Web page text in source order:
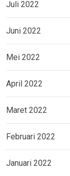
Juli 2022
Juni 2022
Mei 2022
April 2022
Maret 2022
Februari 2022
Januari 2022